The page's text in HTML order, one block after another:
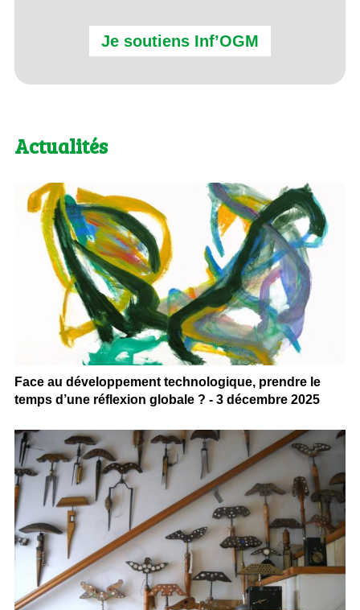
Je soutiens Inf’OGM
Actualités
Face au développement technologique, prendre le
temps d’une réflexion globale ? - 3 décembre 2025